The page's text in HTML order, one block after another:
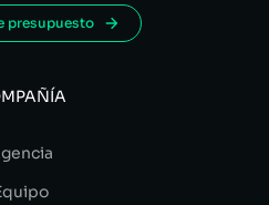
presupuesto